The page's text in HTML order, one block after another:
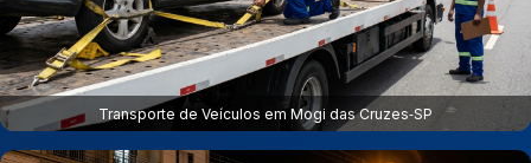
Transporte de Veículos em Mogi das Cruzes‑SP